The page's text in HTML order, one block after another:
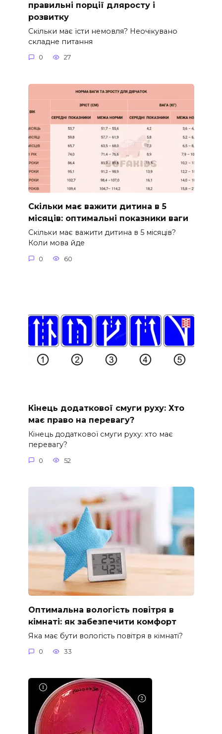
правильні порції дляросту і
розвитку
Скільки має їсти немовля? Неочікувано
складне питання
0 27
Скільки має важити дитина в 5
місяців: оптимальні показники ваги
Скільки має важити дитина в 5 місяців?
Коли мова йде
0 60
Кінець додаткової смуги руху: Хто
має право на перевагу?
Кінець додаткової смуги руху: хто має
перевагу?
0 52
Оптимальна вологість повітря в
кімнаті: як забезпечити комфорт
Яка має бути вологість повітря в кімнаті?
0 33